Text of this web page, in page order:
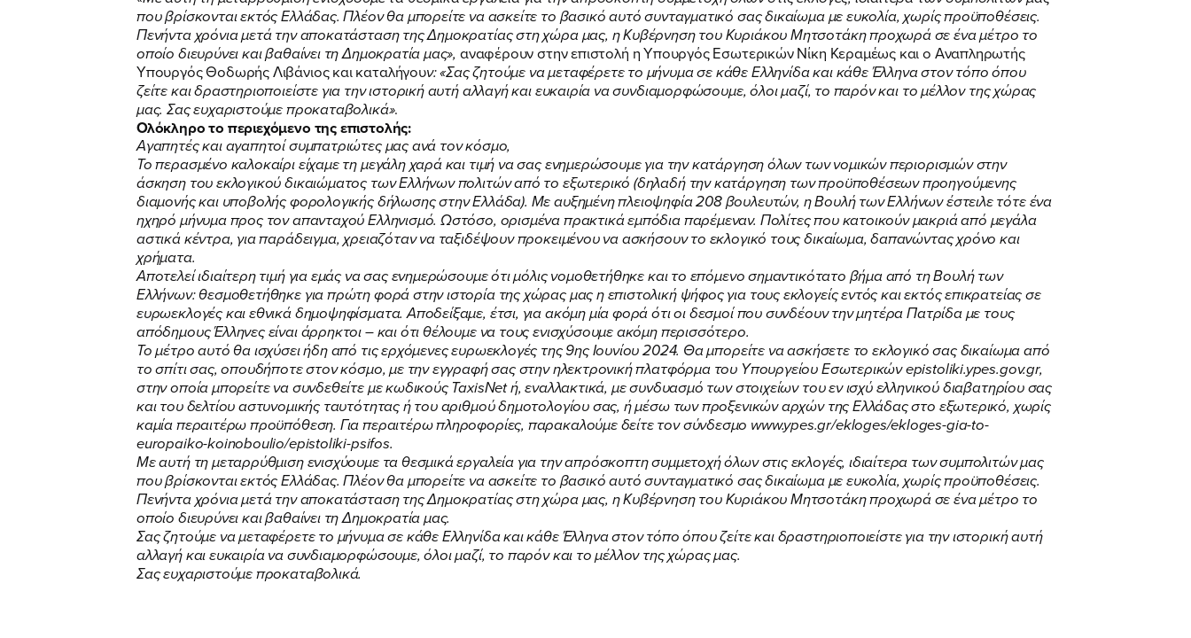
ΕΡΓΟ
ΕΚΔΗΛΩΣΕΙΣ
ΝΕΑ
ΕΛΑ ΚΙ ΕΣΥ
FB IN TW YT LN VB TIKTOK
που βρίσκονται εκτός Ελλάδας. Πλέον θα μπορείτε να ασκείτε το βασικό αυτό συνταγματικό σας δικαίωμα με ευκολία, χωρίς προϋποθέσεις.
Πενήντα χρόνια μετά την αποκατάσταση της Δημοκρατίας στη χώρα μας, η Κυβέρνηση του Κυριάκου Μητσοτάκη προχωρά σε ένα μέτρο το
οποίο διευρύνει και βαθαίνει τη Δημοκρατία μας», αναφέρουν στην επιστολή η Υπουργός Εσωτερικών Νίκη Κεραμέως και ο Αναπληρωτής
Υπουργός Θοδωρής Λιβάνιος και καταλήγουν: «Σας ζητούμε να μεταφέρετε το μήνυμα σε κάθε Ελληνίδα και κάθε Έλληνα στον τόπο όπου
ζείτε και δραστηριοποιείστε για την ιστορική αυτή αλλαγή και ευκαιρία να συνδιαμορφώσουμε, όλοι μαζί, το παρόν και το μέλλον της χώρας
μας. Σας ευχαριστούμε προκαταβολικά».
Ολόκληρο το περιεχόμενο τηςεπιστολής:
Αγαπητές και αγαπητοί συμπατριώτες μας ανά τον κόσμο,
Το περασμένο καλοκαίρι είχαμε τη μεγάλη χαρά και τιμή να σας ενημερώσουμε για την κατάργηση όλων των νομικών περιορισμών στην
άσκηση του εκλογικού δικαιώματος των Ελλήνων πολιτών από το εξωτερικό (δηλαδή την κατάργηση των προϋποθέσεων προηγούμενης
διαμονής και υποβολής φορολογικής δήλωσης στην Ελλάδα). Με αυξημένη πλειοψηφία 208 βουλευτών, η Βουλή των Ελλήνων έστειλε τότε ένα
ηχηρό μήνυμα προς τον απανταχού Ελληνισμό. Ωστόσο, ορισμένα πρακτικά εμπόδια παρέμεναν. Πολίτες που κατοικούν μακριά από μεγάλα
αστικά κέντρα, για παράδειγμα, χρειαζόταν να ταξιδέψουν προκειμένου να ασκήσουν το εκλογικό τους δικαίωμα, δαπανώντας χρόνο και
χρήματα.
Αποτελεί ιδιαίτερη τιμή για εμάς να σας ενημερώσουμε ότι μόλις νομοθετήθηκε και το επόμενο σημαντικότατο βήμα από τη Βουλή των
Ελλήνων: θεσμοθετήθηκε για πρώτη φορά στην ιστορία της χώρας μας η επιστολική ψήφος για τους εκλογείς εντός και εκτός επικρατείας σε
ευρωεκλογές και εθνικά δημοψηφίσματα. Αποδείξαμε, έτσι, για ακόμη μία φορά ότι οι δεσμοί που συνδέουν την μητέρα Πατρίδα με τους
απόδημους Έλληνες είναι άρρηκτοι – και ότι θέλουμε να τους ενισχύσουμε ακόμη περισσότερο.
Το μέτρο αυτό θα ισχύσει ήδη από τις ερχόμενες ευρωεκλογές της 9ης Ιουνίου 2024. Θα μπορείτε να ασκήσετε το εκλογικό σας δικαίωμα από
το σπίτι σας, οπουδήποτε στον κόσμο, με την εγγραφή σας στην ηλεκτρονική πλατφόρμα του Υπουργείου Εσωτερικών epistoliki.ypes.gov.gr,
στην οποία μπορείτε να συνδεθείτε με κωδικούς TaxisNet ή, εναλλακτικά, με συνδυασμό των στοιχείων του εν ισχύ ελληνικού διαβατηρίου σας
και του δελτίου αστυνομικής ταυτότητας ή του αριθμού δημοτολογίου σας, ή μέσω των προξενικών αρχών της Ελλάδας στο εξωτερικό, χωρίς
καμία περαιτέρω προϋπόθεση. Για περαιτέρω πληροφορίες, παρακαλούμε δείτε τον σύνδεσμο www.ypes.gr/ekloges/ekloges-gia-to-
europaiko-koinoboulio/epistoliki-psifos.
Με αυτή τη μεταρρύθμιση ενισχύουμε τα θεσμικά εργαλεία για την απρόσκοπτη συμμετοχή όλων στις εκλογές, ιδιαίτερα των συμπολιτών μας
που βρίσκονται εκτός Ελλάδας. Πλέον θα μπορείτε να ασκείτε το βασικό αυτό συνταγματικό σας δικαίωμα με ευκολία, χωρίς προϋποθέσεις.
Πενήντα χρόνια μετά την αποκατάσταση της Δημοκρατίας στη χώρα μας, η Κυβέρνηση του Κυριάκου Μητσοτάκη προχωρά σε ένα μέτρο το
οποίο διευρύνει και βαθαίνει τη Δημοκρατία μας.
Σας ζητούμε να μεταφέρετε το μήνυμα σε κάθε Ελληνίδα και κάθε Έλληνα στον τόπο όπου ζείτε και δραστηριοποιείστε για την ιστορική αυτή
αλλαγή και ευκαιρία να συνδιαμορφώσουμε, όλοι μαζί, το παρόν και το μέλλον της χώρας μας.
Σας ευχαριστούμε προκαταβολικά.